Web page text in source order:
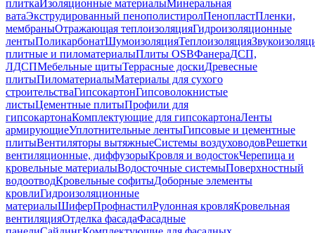
плиткаИзоляционные материалыМинеральная
ватаЭкструдированный пенополистиролПенопластПленки,
мембраныОтражающая теплоизоляцияГидроизоляционные
лентыПоликарбонатШумоизоляцияТеплоизоляция
плитные и пиломатериалыПлиты OSBФанераДСП,
ЛДСПМебельные щитыТеррасные доскиДревесные
плитыПиломатериалыМатериалы для сухого
строительстваГипсокартонГипсоволокнистые
листыЦементные плитыПрофили для
гипсокартонаКомплектующие для гипсокартонаЛенты
армирующиеУплотнительные лентыГипсовые и цементные
плитыВентиляторы вытяжныеСистемы воздуховодовРешетки
вентиляционные, диффузорыКровля и водостокЧерепица и
кровельные материалыВодосточные системыПоверхностный
водоотводКровельные софитыДоборные элементы
кровлиГидроизоляционные
материалыШиферПрофнастилРулонная кровляКровельная
вентиляцияОтделка фасадаФасадные